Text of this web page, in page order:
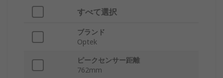
すべて選択
ブランド
Optek
ピークセンサー距離
762mm